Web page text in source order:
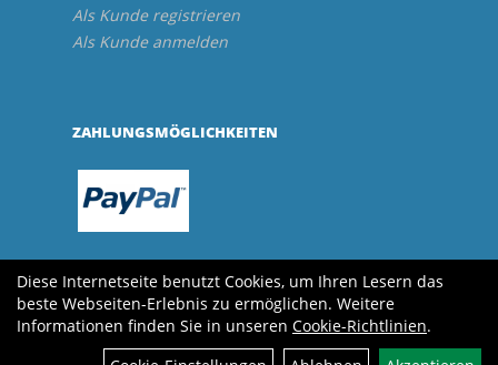
Als Kunde registrieren
Als Kunde anmelden
ZAHLUNGSMÖGLICHKEITEN
Diese Internetseite benutzt Cookies, um Ihren Lesern das
beste Webseiten-Erlebnis zu ermöglichen. Weitere
Informationen finden Sie in unseren Cookie-Richtlinien.